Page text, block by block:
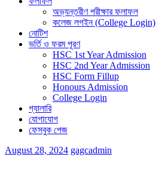
অভ্যন্তরীণ পরীক্ষার ফলাফল
কলেজ লগইন (College Login)
নোটিশ
ভর্তি ও ফরম পূরণ
HSC 1st Year Admission
HSC 2nd Year Admission
HSC Form Fillup
Honours Admission
College Login
গ্যালারি
যোগাযোগ
ফেসবুক পেজ
August 28, 2024 gagcadmin